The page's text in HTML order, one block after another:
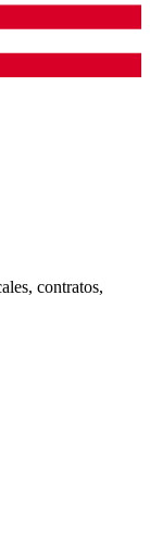
contratos,